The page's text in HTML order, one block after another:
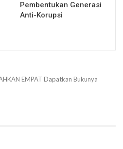
Pembentukan Generasi
Anti-Korupsi
EMPAT Dapatkan Bukunya